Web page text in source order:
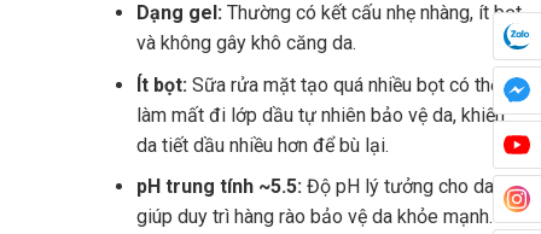
Dạng gel: Thường có kết cấu nhẹ nhàng, ít bọt
và không gây khô căng da.
Ít bọt: Sữa rửa mặt tạo quá nhiều bọt có thể
làm mất đi lớp dầu tự nhiên bảo vệ da, khiến
da tiết dầu nhiều hơn để bù lại.
pH trung tính ~5.5: Độ pH lý tưởng cho da,
giúp duy trì hàng rào bảo vệ da khỏe mạnh.